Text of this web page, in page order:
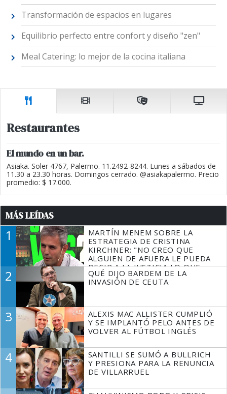
Transformación de espacios en lugares
Equilibrio perfecto entre confort y diseño "zen"
Meal Catering: lo mejor de la cocina italiana
Restaurantes
El mundo en un bar.
Asiaka. Soler 4767, Palermo. 11.2492-8244. Lunes a sábados de
11.30 a 23.30 horas. Domingos cerrado. @asiakapalermo. Precio
promedio: $ 17.000.
MÁS LEÍDAS
1
MARTÍN MENEM SOBRE LA
ESTRATEGIA DE CRISTINA
KIRCHNER: "NO CREO QUE
ALGUIEN DE AFUERA LE PUEDA
DECIR A LA JUSTICIA LO QUE
TIENE QUE HACER"
2
QUÉ DIJO BARDEM DE LA
INVASIÓN DE CEUTA
3
ALEXIS MAC ALLISTER CUMPLIÓ
Y SE IMPLANTÓ PELO ANTES DE
VOLVER AL FÚTBOL INGLÉS
4
SANTILLI SE SUMÓ A BULLRICH
Y PRESIONA PARA LA RENUNCIA
DE VILLARRUEL